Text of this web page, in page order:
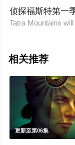
侦探福斯特第一
Tatra Mountains
相关推荐
更新至第06集